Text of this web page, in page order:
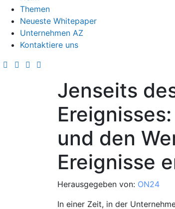
Themen
Neueste Whitepaper
Unternehmen AZ
Kontaktiere uns
Jenseits
und den
Ereignisse
Herausgegeben von: ON24
In einer Zeit, in der